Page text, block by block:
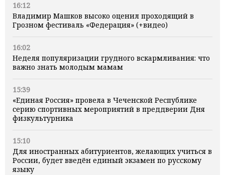
16:12
Владимир Машков высоко оценил проходящий в
Грозном фестиваль «Федерация» (+видео)
16:02
Неделя популяризации грудного вскармливания: что
важно знать молодым мамам
15:39
«Единая Россия» провела в Чеченской Республике
серию спортивных мероприятий в преддверии Дня
физкультурника
15:10
Для иностранных абитуриентов, желающих учиться в
России, будет введён единый экзамен по русскому
языку